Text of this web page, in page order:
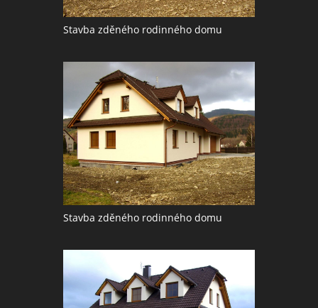
Stavba zděného rodinného domu
Stavba zděného rodinného domu